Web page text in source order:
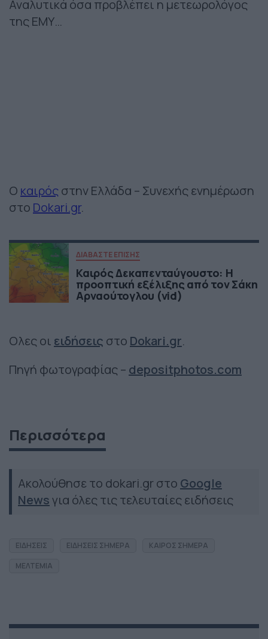
Αναλυτικά όσα προβλέπει η μετεωρολόγος
της ΕΜΥ…
Ο καιρόςστην Ελλάδα – Συνεχής ενημέρωση
στο Dokari.gr.
ΔΙΑΒΑΣΤΕ ΕΠΙΣΗΣ
Καιρός Δεκαπενταύγουστο: Η
προοπτική εξέλιξης από τον Σάκη
Αρναούτογλου (vid)
Ολες οι ειδήσεις στο Dokari.gr.
Πηγή φωτογραφίας – depositphotos.com
Περισσότερα
Ακολούθησε το dokari.gr στο Google
Newsγια όλες τις τελευταίες ειδήσεις
ΕΙΔΗΣΕΙΣ ΕΙΔΗΣΕΙΣ ΣΗΜΕΡΑ
ΚΑΙΡΟΣ ΣΗΜΕΡΑ
ΜΕΛΤΕΜΙΑ